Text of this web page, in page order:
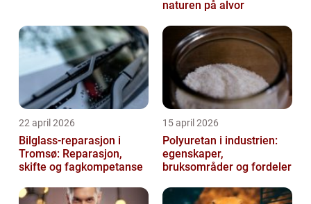
naturen på alvor
22 april 2026
Bilglass-reparasjon i
Tromsø: Reparasjon,
skifte og fagkompetanse
15 april 2026
Polyuretan i industrien:
egenskaper,
bruksområder og fordeler